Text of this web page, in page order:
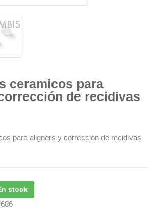
ceramicos para
de recidivas
para aligners y corrección de recidivas
stock